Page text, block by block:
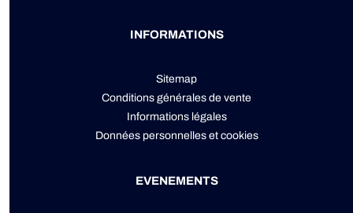
INFORMATIONS
Sitemap
Conditions générales de vente
Informations légales
Données personnelleset cookies
EVENEMENTS